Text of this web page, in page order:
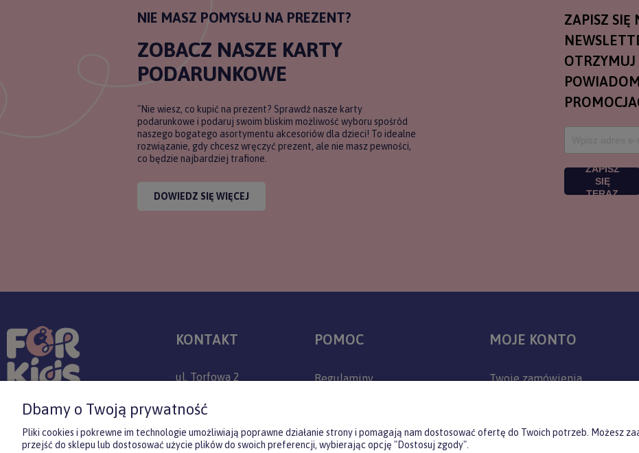
NIE MASZ POMYSŁU NA PREZENT?
ZOBACZ NASZE KARTY
PODARUNKOWE
"Nie wiesz, co kupić na prezent? Sprawdź nasze karty
podarunkowe i podaruj swoim bliskim możliwość wyboru spośród
naszego bogatego asortymentu akcesoriów dla dzieci! To idealne
rozwiązanie, gdy chcesz wręczyć prezent, ale nie masz pewności,
co będzie najbardziej trafione.
DOWIEDZ SIĘ WIĘCEJ
ZAPISZ SIĘ
OTRZYMUJ
ZAPISZ
SIĘ
TERAZ
KONTAKT
ul. Torfowa 2
+48 509 779 757
POMOC
Regulaminy
Polityka prywatności
MOJE KONTO
Twoje zamówienia
Przechowalnia
Dbamy o Twoją prywatność
Pliki cookies i pokrewne im technologie umożliwiają poprawne działanie strony i pomagają nam dostosować ofertę do Twoich potrzeb. Możesz
przejść do sklepu lub dostosować użycie plików do swoich preferencji, wybierając opcję "Dostosuj zgody".